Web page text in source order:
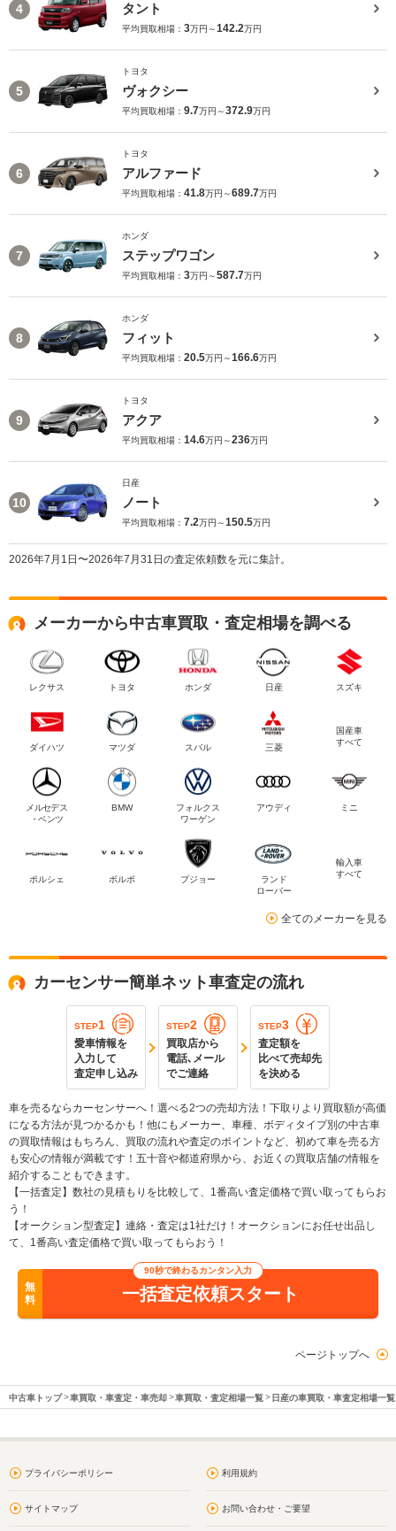
4 タント
平均買取相場： 3万円～142.2万円
5
トヨタ
ヴォクシー
平均買取相場： 9.7万円～372.9万円
6
トヨタ
アルファード
平均買取相場： 41.8万円～689.7万円
7
ホンダ
ステップワゴン
平均買取相場： 3万円～587.7万円
8
ホンダ
フィット
平均買取相場： 20.5万円～166.6万円
9
トヨタ
アクア
平均買取相場： 14.6万円～236万円
10
日産
ノート
平均買取相場： 7.2万円～150.5万円
2026年7月1日〜2026年7月31日の査定依頼数を元に集計。
メーカーから中古車買取・査定相場を調べる
レクサス トヨタ ホンダ 日産 スズキ
ダイハツ マツダ スバル 三菱
国産車
すべて
メルセデス
・ベンツ
BMW
フォルクス
ワーゲン
アウディ ミニ
ポルシェ ボルボ プジョー
ランド
ローバー
輸入車
すべて
全てのメーカーを見る
カーセンサー簡単ネット車査定の流れ
STEP1
愛車情報を
入力して
査定申し込み
STEP2
買取店から
電話､メール
でご連絡
STEP3
査定額を
比べて売却先
を決める
車を売るならカーセンサーへ！選べる2つの売却方法！下取りより買取額が高価
になる方法が見つかるかも！他にもメーカー、車種、ボディタイプ別の中古車
の買取情報はもちろん、買取の流れや査定のポイントなど、初めて車を売る方
も安心の情報が満載です！五十音や都道府県から、お近くの買取店舗の情報を
紹介することもできます。
【一括査定】数社の見積もりを比較して、1番高い査定価格で買い取ってもらお
う！
【オークション型査定】連絡・査定は1社だけ！オークションにお任せ出品し
て、1番高い査定価格で買い取ってもらおう！
無
料
90秒で終わるカンタン入力
一括査定依頼スタート
ページトップへ
中古車トップ 車買取・車査定・車売却 車買取・査定相場一覧 日産の車買取・車査定相場一覧
プライバシーポリシー 利用規約
サイトマップ お問い合わせ・ご要望